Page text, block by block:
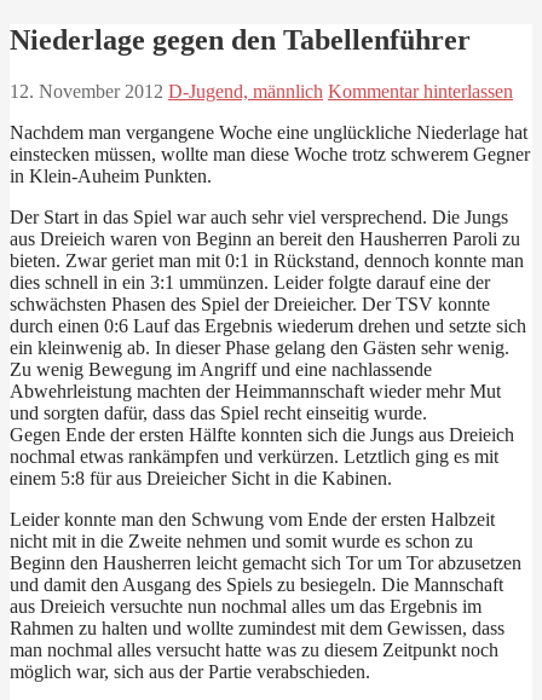
Niederlage gegen den Tabellenführer
12. November 2012 D-Jugend, männlich Kommentar hinterlassen
Nachdem man vergangene Woche eine unglückliche Niederlage hat
einstecken müssen, wollte man diese Woche trotz schwerem Gegner
in Klein-Auheim Punkten.
Der Start in das Spiel war auch sehr viel versprechend. Die Jungs
aus Dreieich waren von Beginn an bereit den Hausherren Paroli zu
bieten. Zwar geriet man mit 0:1 in Rückstand, dennoch konnte man
dies schnell in ein 3:1 ummünzen. Leider folgte darauf eine der
schwächsten Phasen des Spiel der Dreieicher. Der TSV konnte
durch einen 0:6 Lauf das Ergebnis wiederum drehen und setzte sich
ein kleinwenig ab. In dieser Phase gelang den Gästen sehr wenig.
Zu wenig Bewegung im Angriff und eine nachlassende
Abwehrleistung machten der Heimmannschaft wieder mehr Mut
und sorgten dafür, dass das Spiel recht einseitig wurde.
Gegen Ende der ersten Hälfte konnten sich die Jungs aus Dreieich
nochmal etwas rankämpfen und verkürzen. Letztlich ging es mit
einem 5:8 für aus Dreieicher Sicht in die Kabinen.
Leider konnte man den Schwung vom Ende der ersten Halbzeit
nicht mit in die Zweite nehmen und somit wurde es schon zu
Beginn den Hausherren leicht gemacht sich Tor um Tor abzusetzen
und damit den Ausgang des Spiels zu besiegeln. Die Mannschaft
aus Dreieich versuchte nun nochmal alles um das Ergebnis im
Rahmen zu halten und wollte zumindest mit dem Gewissen, dass
man nochmal alles versucht hatte was zu diesem Zeitpunkt noch
möglich war, sich aus der Partie verabschieden.